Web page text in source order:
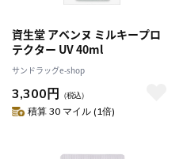
資生堂 アベンヌ ミルキープロ
テクター UV 40ml
サンドラッグe-shop
3,300円 （税込）
積算 30 マイル (1倍)